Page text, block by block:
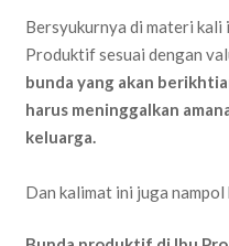
Bersyukurnya di materi kali
Produktif sesuai dengan
bunda yang akan
harus meninggalkan
keluarga.
Dan kalimat ini juga nampol